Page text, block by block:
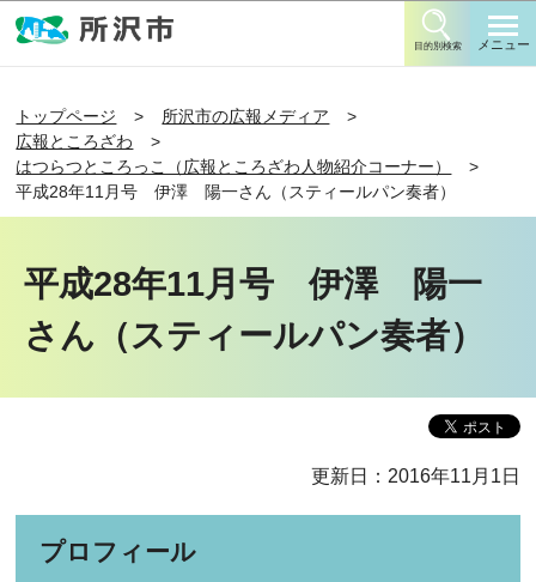
目的別検索 メニュー
トップページ
所沢市の広報メディア
広報ところざわ
はつらつところっこ（広報ところざわ人物紹介コーナー）
平成28年11月号 伊澤 陽一さん（スティールパン奏者）
平成28年11月号 伊澤 陽一
さん（スティールパン奏者）
更新日：2016年11月1日
プロフィール